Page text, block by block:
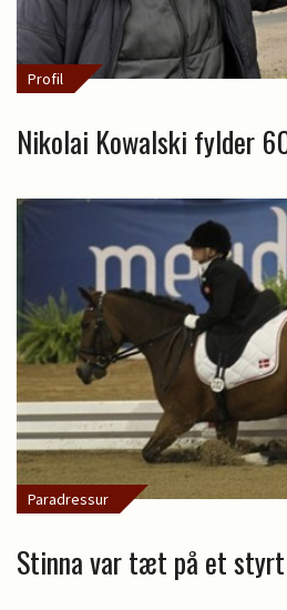
Profil
Nikolai Kowalski fylder
Paradressur
Stinna var tæt på et